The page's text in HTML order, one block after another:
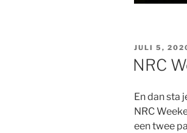
GEPLAATST
OP
JULI 5,
NRC
En dan sta
NRC
een twee